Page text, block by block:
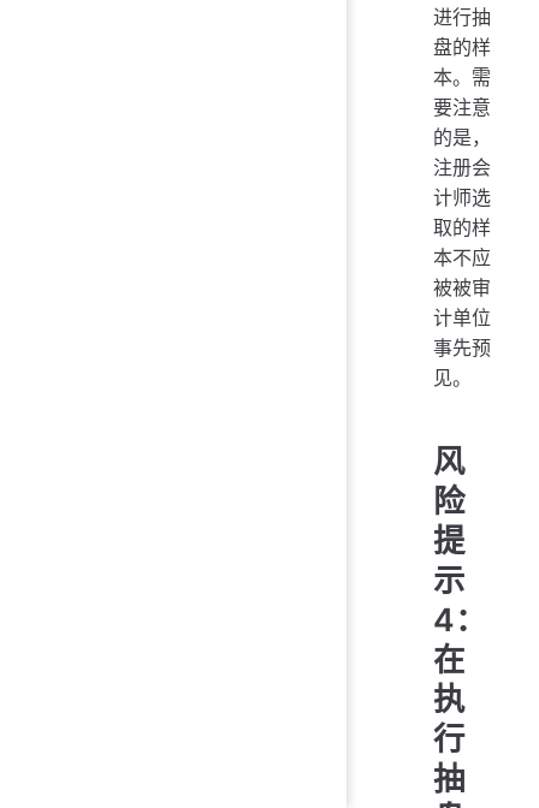
进行抽
盘的样
本。需
要注意
的是，
注册会
计师选
取的样
本不应
被被审
计单位
事先预
见。
风
险
提
示
4：
在
执
行
抽